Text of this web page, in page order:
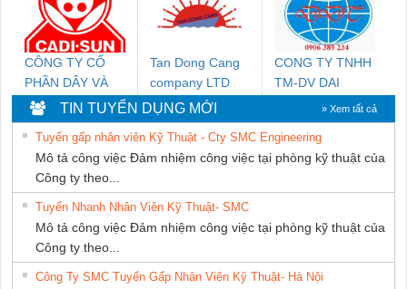
NAM
CÔNG TY CỔ
PHẦN DÂY VÀ
CÁP ĐIỆN
THƯỢNG ĐÌNH
Tan Dong Cang
company LTD
CONG TY TNHH
TM-DV DAI
DONG THANH
TIN TUYỂN DỤNG MỚI » Xem tất cả
Tuyển gấp nhân viên Kỹ Thuật - Cty SMC Engineering
Mô tả công việc Đảm nhiệm công việc tại phòng kỹ thuật của
Công ty theo...
Tuyển Nhanh Nhân Viên Kỹ Thuật- SMC
Mô tả công việc Đảm nhiệm công việc tại phòng kỹ thuật của
Công ty theo...
Công Ty SMC Tuyển Gấp Nhân Viên Kỹ Thuật- Hà Nội